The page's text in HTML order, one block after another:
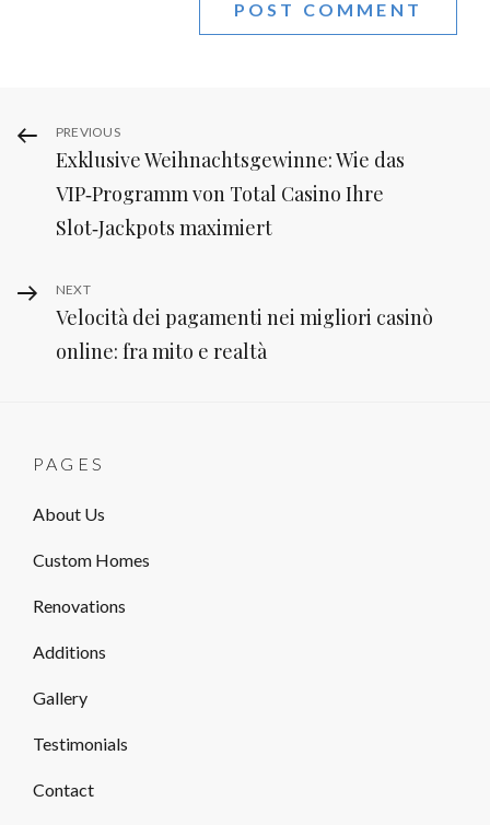
Post
navigation
Previous
Post
PREVIOUS
Exklusive Weihnachtsgewinne: Wie das
VIP‑Programm von Total Casino Ihre
Slot‑Jackpots maximiert
Next
Post
NEXT
Velocità dei pagamenti nei migliori casinò
online: fra mito e realtà
PAGES
About Us
Custom Homes
Renovations
Additions
Gallery
Testimonials
Contact